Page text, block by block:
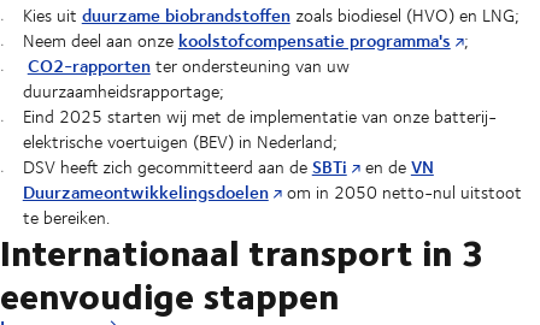
Kies uit duurzame biobrandstoffenzoals biodiesel (HVO) en LNG;
Neem deel aan onze koolstofcompensatie programma's ;
CO2-rapportenter ondersteuning van uw
duurzaamheidsrapportage;
Eind 2025 starten wij met de implementatie van onze batterij-
elektrische voertuigen (BEV) in Nederland;
DSV heeft zich gecommitteerd aan deSBTi en deVN
Duurzameontwikkelingsdoelen om in 2050 netto-nul uitstoot
te bereiken.
Internationaal transport in 3
eenvoudige stappen